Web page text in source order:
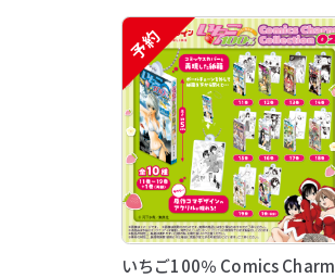
予約
いちご100％ Comics Charm